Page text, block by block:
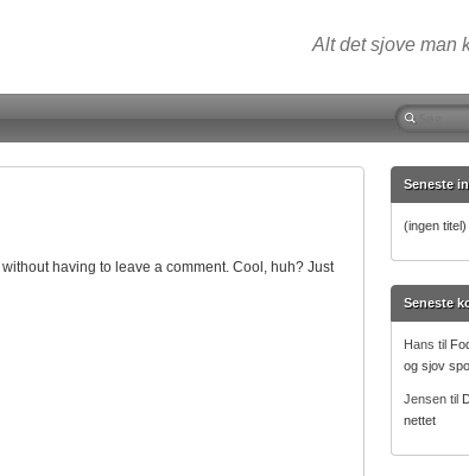
Alt det sjove man
Søg
without having to leave a comment. Cool, huh? Just
Seneste
(ingen titel)
Seneste
Hans til
og sjov
Jensen til
nettet